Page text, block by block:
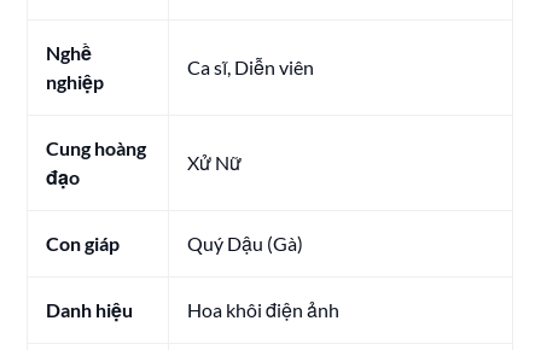
Nghề
nghiệp
Ca sĩ, Diễn viên
Cung hoàng
đạo
Xử Nữ
Con giáp Quý Dậu (Gà)
Danh hiệu Hoa khôi điện ảnh